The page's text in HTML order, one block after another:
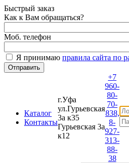
Быстрый заказ
Как к Вам обращаться?
Моб. телефон
Я принимаюправила сайта по
Каталог
Контакты
г.Уфа
ул.Гурьевская
3а к35
Гурьевская 3а
к12
+7
960-
80-
70-
838,
8-
927-
313-
88-
38